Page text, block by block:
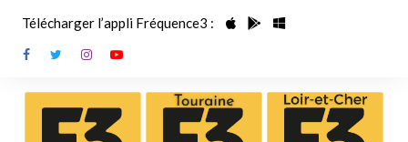
contenu
Télécharger l’appli Fréquence3 :